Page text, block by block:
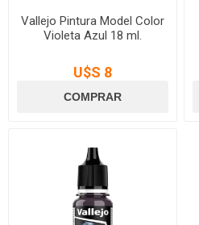
Vallejo Pintura Model Color
Violeta Azul 18 ml.
U$S 8